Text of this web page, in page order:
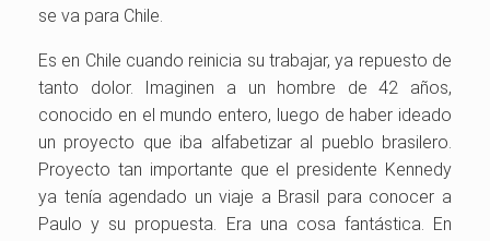
se va para Chile.
Es en Chile cuando reinicia su trabajar, ya repuesto de
tanto dolor. Imaginen a un hombre de 42 años,
conocido en el mundo entero, luego de haber ideado
un proyecto que iba alfabetizar al pueblo brasilero.
Proyecto tan importante que el presidente Kennedy
ya tenía agendado un viaje a Brasil para conocer a
Paulo y su propuesta. Era una cosa fantástica. En